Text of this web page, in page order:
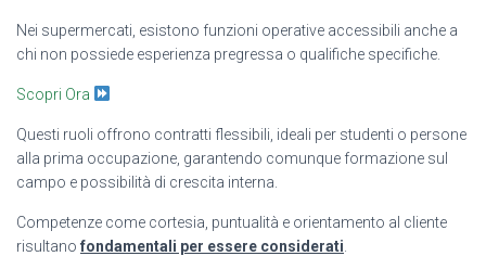
Nei supermercati, esistono funzioni operative accessibili anche a
chi non possiede esperienza pregressa o qualifiche specifiche.
Scopri Ora
Questi ruoli offrono contratti flessibili, ideali per studenti o persone
alla prima occupazione, garantendo comunque formazione sul
campo e possibilità di crescita interna.
Competenze come cortesia, puntualità e orientamento al cliente
risultano fondamentali per essere considerati